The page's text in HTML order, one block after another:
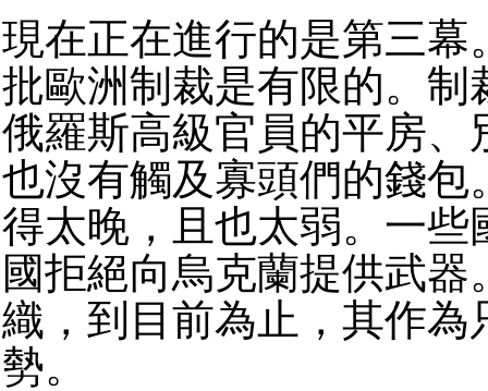
現在正在進行的是第三幕
批歐洲制裁是有限的。制
俄羅斯高級官員的平房、
也沒有觸及寡頭們的錢包
得太晚，且也太弱。一些
國拒絕向烏克蘭提供武器
織，到目前為止，其作為
勢。